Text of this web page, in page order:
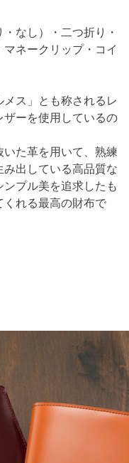
なし）・二つ折り・
ネークリップ・コイ
ス」とも称されるレ
ーを使用しているの
た革を用いて、熟練
出している高品質な
プル美を追求したも
れる最高の財布で